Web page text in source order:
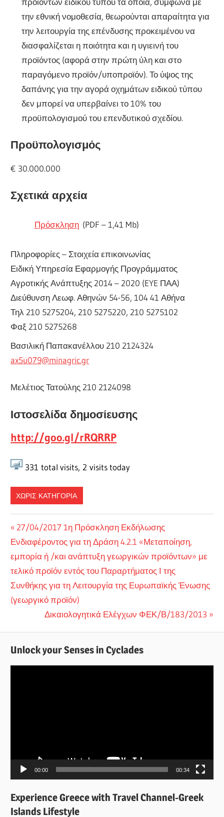
την εθνική νομοθεσία, θεωρούνται απαραίτητα για
την λειτουργία της επένδυσης προκειμένου να
διασφαλίζεται η ποιότητα και η υγιεινή του
προϊόντος (αφορά στην πρώτη ύλη και στο
παραγόμενο προϊόν/υποπροϊόν). Το ύψος της
δαπάνης για την αγορά οχημάτων ειδικού τύπου
δεν μπορεί να υπερβαίνει το 10% του
προϋπολογισμού του επενδυτικού σχεδίου.
Προϋπολογισμός
€ 30.000.000
Σχετικά αρχεία
Πρόσκληση(PDF – 1,41 Mb)
Πληροφορίες – Στοιχεία επικοινωνίας
Ειδική Υπηρεσία Εφαρμογής Προγράμματος
Αγροτικής Ανάπτυξης 2014 – 2020 (EYE ΠΑΑ)
Διεύθυνση Λεωφ. Αθηνών 54-56, 104 41 Αθήνα
Τηλ 210 5275204, 210 5275220, 210 5275102
Φαξ 210 5275268
Βασιλική Παπακανέλλου 210 2124324
ax5u079@minagric.gr
Μελέτιος Τατούλης 210 2124098
Ιστοσελίδα δημοσίευσης
http://goo.gl/rRQRRP
331 total visits, 2 visits today
ΧΩΡΊΣ ΚΑΤΗΓΟΡΊΑ
Πλοήγηση
άρθρων
Previous
Post:
27/04/2017 1η Πρόσκληση Εκδήλωσης
Ενδιαφέροντος για τη Δράση 4.2.1 «Μεταποίηση,
εμπορία ή /και ανάπτυξη γεωργικών προϊόντων» με
τελικό προϊόν εντός του Παραρτήματος Ι της
Συνθήκης για τη Λειτουργία της Ευρωπαϊκής Ένωσης
(γεωργικό προϊόν)
Next
Δικαιολογητικά Ελέγχων ΦΕΚ/Β/183/2013
Unlock your Senses in Cyclades
00:00 00:34
Experience Greece with Travel Channel-Greek
Islands Lifestyle